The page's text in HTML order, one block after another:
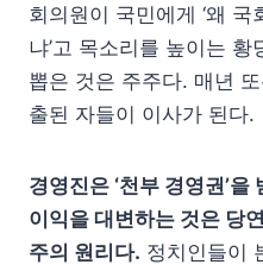
회의원이 국민에게 ‘왜
냐’고 목소리를 높이는
뽑은 것은 주주다. 매년
출된 자들이 이사가 된다.
경영진은 ‘천부 경영권’
이익을 대변하는 것은 당
주의 원리다. 정치인들이